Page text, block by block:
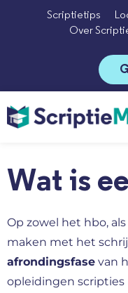
Scriptietips
Over
Wat is
Op zowel het hbo,
maken met het
afrondingsfase van
opleidingen